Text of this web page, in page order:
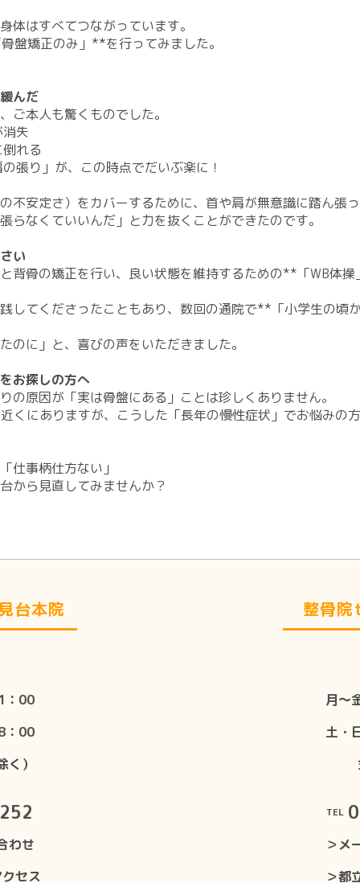
体はすべてつながっています。
盤矯正のみ」**を行ってみました。
んだ
ご本人も驚くものでした。
失
れる
張り」が、この時点でだいぶ楽に！
不安定さ）をカバーするために、首や肩が無意識に踏ん張
らなくていいんだ」と力を抜くことができたのです。
い
背骨の矯正を行い、良い状態を維持するための**「WB体操
してくださったこともあり、数回の通院で**「小学生の頃
のに」と、喜びの声をいただきました。
お探しの方へ
の原因が「実は骨盤にある」ことは珍しくありません。
くにありますが、こうした「長年の慢性症状」でお悩みの
仕事柄仕方ない」
から見直してみませんか？
台本院
：00
：00
）
わせ
セス
整骨
月〜
土・
TEL
＞メ
＞都